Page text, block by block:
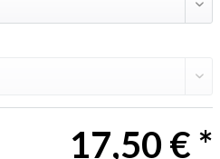
17,50 € *